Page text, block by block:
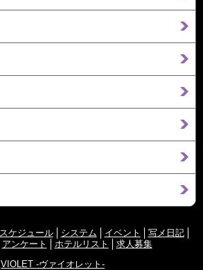
スケジュール システム イベント
写メ日記
アンケート ホテルリスト
求人募集
VIOLET -ヴァイオレット-